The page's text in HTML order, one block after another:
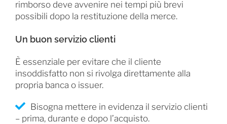
rimborso deve avvenire nei tempi più brevi
possibili dopo la restituzione della merce.
Un buon servizio clienti
È essenziale per evitare che il cliente
insoddisfatto non si rivolga direttamente alla
propria banca o issuer.
Bisogna mettere in evidenza il servizio clienti
– prima, durante e dopo l’acquisto.